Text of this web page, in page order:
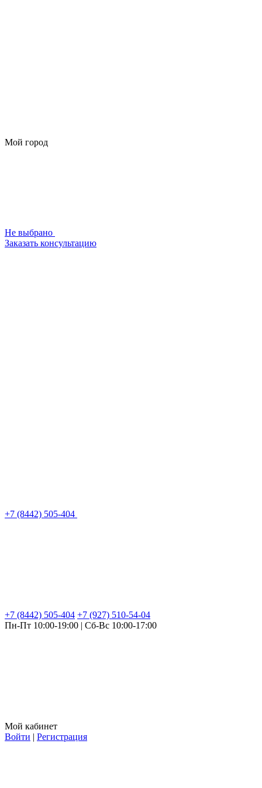
Мой город
Не выбрано
Заказать консультацию
+7 (8442) 505-404
+7 (8442) 505-404 +7 (927) 510-54-04
Пн-Пт 10:00-19:00 | Сб-Вс 10:00-17:00
Мой кабинет
Войти | Регистрация